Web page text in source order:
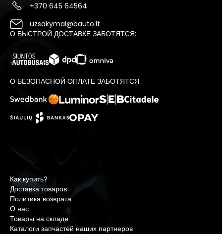
+370 645 64564
uzsakymai@bauto.lt
О БЫСТРОЙ ДОСТАВКЕ ЗАБОТЯТСЯ:
О БЕЗОПАСНОЙ ОПЛАТЕ ЗАБОТЯТСЯ :
Как купить?
Доставка товаров
Политика возврата
О нас
Товары на складе
Каталоги запчастей наших партнеров